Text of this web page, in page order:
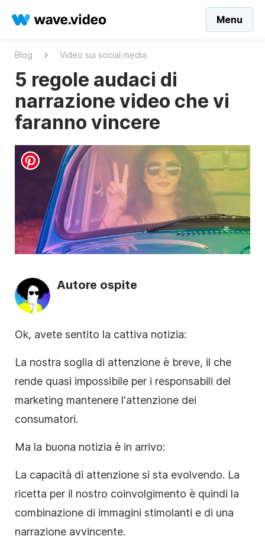
Menu
Blog Video sui social media
5 regole audaci di
narrazione video che vi
faranno vincere
Autore ospite
Ok, avete sentito la cattiva notizia:
La nostra soglia di attenzione è breve, il che
rende quasi impossibile per i responsabili del
marketing mantenere l'attenzione dei
consumatori.
Ma la buona notizia è in arrivo:
La capacità di attenzione si sta evolvendo. La
ricetta per il nostro coinvolgimento è quindi la
combinazione di immagini stimolanti e di una
narrazione avvincente.